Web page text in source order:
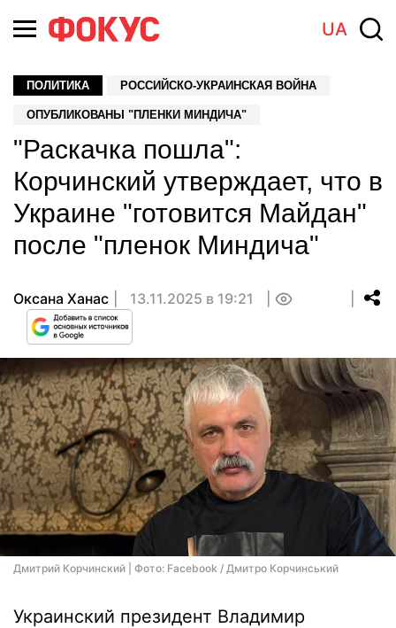
UA
ПОЛИТИКА РОССИЙСКО-УКРАИНСКАЯ ВОЙНА
ОПУБЛИКОВАНЫ "ПЛЕНКИ МИНДИЧА"
"Раскачка пошла":
Корчинский утверждает, что в
Украине "готовится Майдан"
после "пленок Миндича"
Оксана Ханас 13.11.2025 в 19:21
Дмитрий Корчинский | Фото: Facebook / Дмитро Корчинський
Украинский президент Владимир